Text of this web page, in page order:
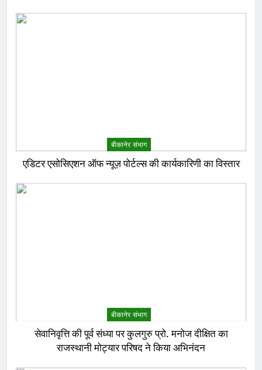
बीकानेर संभाग
एडिटर एसोसिएशन ऑफ न्यूज़ पोर्टल्स की कार्यकारिणी का विस्तार
बीकानेर संभाग
सेवानिवृत्ति की पूर्व संध्या पर कुलगुरु प्रो. मनोज दीक्षित का
राजस्थानी मोट्यार परिषद ने किया अभिनंदन